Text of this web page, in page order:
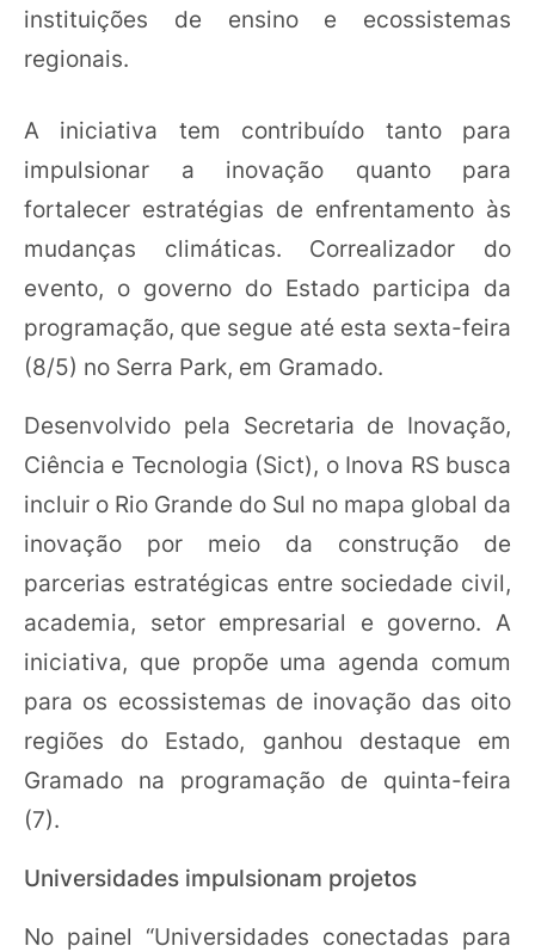
instituições de ensino e ecossistemas
regionais.
A iniciativa tem contribuído tanto para
impulsionar a inovação quanto para
fortalecer estratégias de enfrentamento às
mudanças climáticas. Correalizador do
evento, o governo do Estado participa da
programação, que segue até esta sexta-feira
(8/5) no Serra Park, em Gramado.
Desenvolvido pela Secretaria de Inovação,
Ciência e Tecnologia (Sict), o Inova RS busca
incluir o Rio Grande do Sul no mapa global da
inovação por meio da construção de
parcerias estratégicas entre sociedade civil,
academia, setor empresarial e governo. A
iniciativa, que propõe uma agenda comum
para os ecossistemas de inovação das oito
regiões do Estado, ganhou destaque em
Gramado na programação de quinta-feira
(7).
Universidades impulsionam projetos
No painel “Universidades conectadas para